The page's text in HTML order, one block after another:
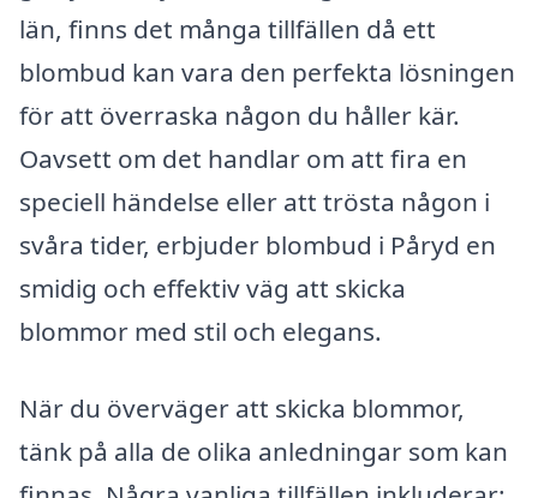
län, finns det många tillfällen då ett
blombud kan vara den perfekta lösningen
för att överraska någon du håller kär.
Oavsett om det handlar om att fira en
speciell händelse eller att trösta någon i
svåra tider, erbjuder blombud i Påryd en
smidig och effektiv väg att skicka
blommor med stil och elegans.
När du överväger att skicka blommor,
tänk på alla de olika anledningar som kan